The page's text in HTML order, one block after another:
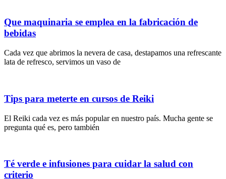
Que maquinaria se emplea en la fabricación de
bebidas
Cada vez que abrimos la nevera de casa, destapamos una refrescante
lata de refresco, servimos un vaso de
Tips para meterte en cursos de Reiki
El Reiki cada vez es más popular en nuestro país. Mucha gente se
pregunta qué es, pero también
Té verde e infusiones para cuidar la salud con
criterio